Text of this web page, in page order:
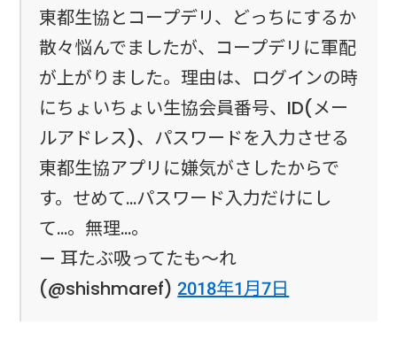
東都生協とコープデリ、どっちにするか
散々悩んでましたが、コープデリに軍配
が上がりました。理由は、ログインの時
にちょいちょい生協会員番号、ID(メー
ルアドレス)、パスワードを入力させる
東都生協アプリに嫌気がさしたからで
す。せめて…パスワード入力だけにし
て…。無理…。
— 耳たぶ吸ってたも〜れ
(@shishmaref)2018年1月7日